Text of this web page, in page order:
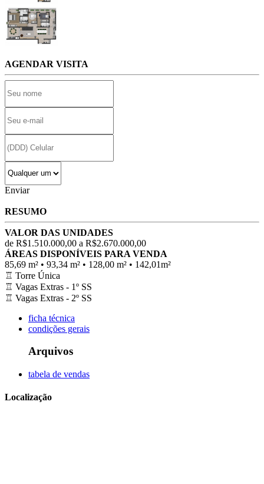
AGENDAR VISITA
Enviar
RESUMO
VALOR DAS UNIDADES
de R$1.510.000,00 a R$2.670.000,00
ÁREAS DISPONÍVEIS PARA VENDA
85,69 m² • 93,34 m² • 128,00 m² • 142,01m²
♖ Torre Única
♖ Vagas Extras - 1º SS
♖ Vagas Extras - 2º SS
ficha técnica
condições gerais
Arquivos
tabela de vendas
Localização